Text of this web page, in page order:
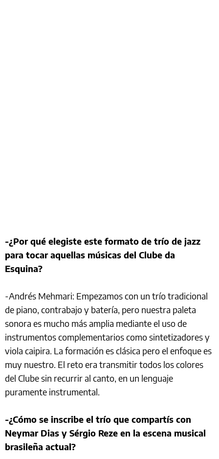
-¿Por qué elegiste este formato de trío de jazz
para tocar aquellas músicas del Clube da
Esquina?
-Andrés Mehmari: Empezamos con un trío tradicional
de piano, contrabajo y batería, pero nuestra paleta
sonora es mucho más amplia mediante el uso de
instrumentos complementarios como sintetizadores y
viola caipira. La formación es clásica pero el enfoque es
muy nuestro. El reto era transmitir todos los colores
del Clube sin recurrir al canto, en un lenguaje
puramente instrumental.
-¿Cómo se inscribe el trío que compartís con
Neymar Dias y Sérgio Reze en la escena musical
brasileña actual?